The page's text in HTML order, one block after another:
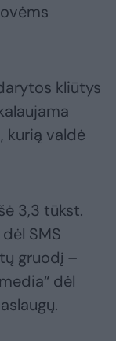
kliūtys
kurią valdė
3,3 tūkst.
SMS
gruodį –
dėl